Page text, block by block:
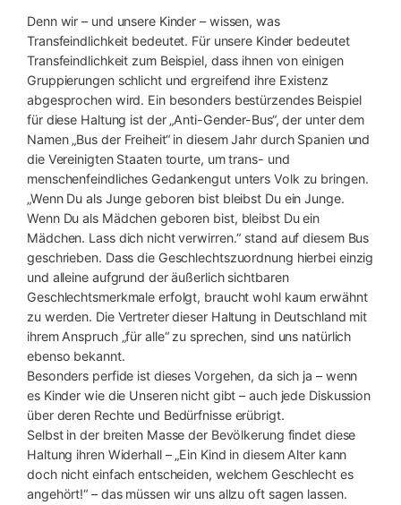
Denn wir – und unsere Kinder – wissen, was
Transfeindlichkeit bedeutet. Für unsere Kinder bedeutet
Transfeindlichkeit zum Beispiel, dass ihnen von einigen
Gruppierungen schlicht und ergreifend ihre Existenz
abgesprochen wird. Ein besonders bestürzendes Beispiel
für diese Haltung ist der „Anti-Gender-Bus“, der unter dem
Namen „Bus der Freiheit“ in diesem Jahr durch Spanien und
die Vereinigten Staaten tourte, um trans- und
menschenfeindliches Gedankengut unters Volk zu bringen.
„Wenn Du als Junge geboren bist bleibst Du ein Junge.
Wenn Du als Mädchen geboren bist, bleibst Du ein
Mädchen. Lass dich nicht verwirren.“ stand auf diesem Bus
geschrieben. Dass die Geschlechtszuordnung hierbei einzig
und alleine aufgrund der äußerlich sichtbaren
Geschlechtsmerkmale erfolgt, braucht wohl kaum erwähnt
zu werden. Die Vertreter dieser Haltung in Deutschland mit
ihrem Anspruch „für alle“ zu sprechen, sind uns natürlich
ebenso bekannt.
Besonders perfide ist dieses Vorgehen, da sich ja – wenn
es Kinder wie die Unseren nicht gibt – auch jede Diskussion
über deren Rechte und Bedürfnisse erübrigt.
Selbst in der breiten Masse der Bevölkerung findet diese
Haltung ihren Widerhall – „Ein Kind in diesem Alter kann
doch nicht einfach entscheiden, welchem Geschlecht es
angehört!“ – das müssen wir uns allzu oft sagen lassen.